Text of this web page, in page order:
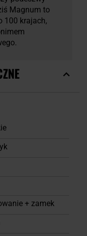
Magnum to
100 krajach,
+ zamek